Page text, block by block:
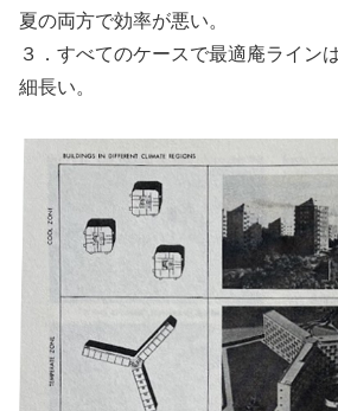
夏の両方で効率が悪い。
３．すべてのケースで最適庵ライン
細長い。